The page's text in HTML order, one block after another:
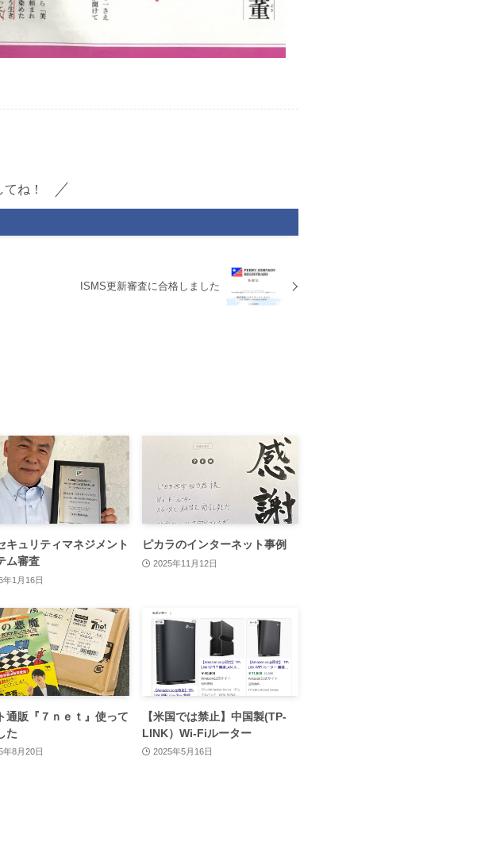
ね！
ISMS更新審査に合格しました
キュリティマネジメント
ム審査
年1月16日
ピカラのインターネット事例
2025年11月12日
通販『７ｎｅｔ』使って
た
年8月20日
【米国では禁止】中国製(TP-
LINK）Wi-Fiルーター
2025年5月16日